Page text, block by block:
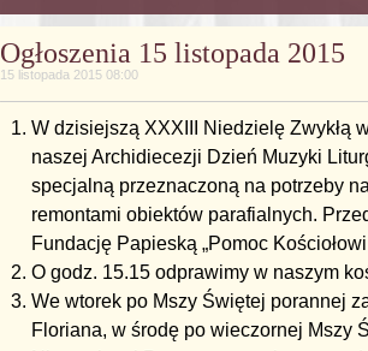
Ogłoszenia 15 listopada 2015
15 listopada 2015 08:00
W dzisiejszą XXXIII Niedzielę Zwykłą
naszej Archidiecezji Dzień Muzyki
specjalną przeznaczoną na potrzeby
remontami obiektów parafialnych.
Fundację Papieską „Pomoc
O godz. 15.15 odprawimy w naszym
We wtorek po Mszy Świętej porannej
Floriana, w środę po wieczornej Mszy